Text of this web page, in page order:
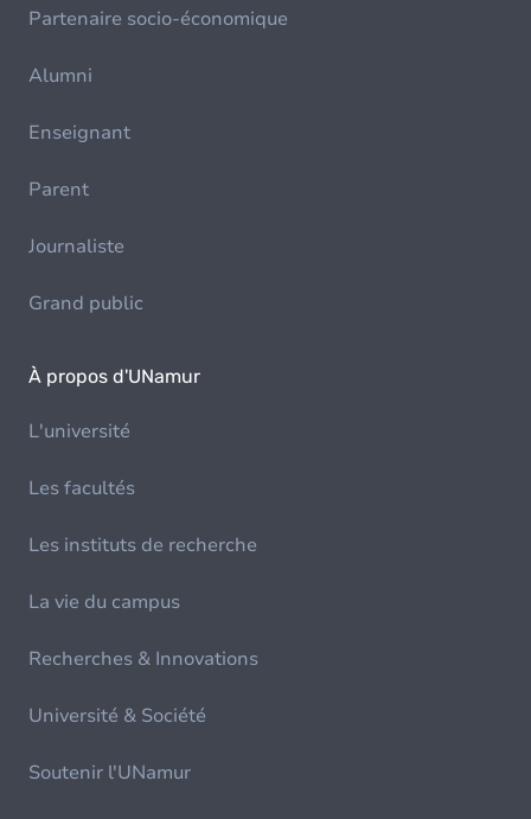
Partenaire socio-économique
Alumni
Enseignant
Parent
Journaliste
Grand public
À propos d'UNamur
L'université
Les facultés
Les instituts de recherche
La vie du campus
Recherches & Innovations
Université & Société
Soutenir l'UNamur